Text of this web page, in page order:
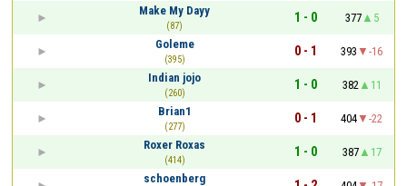
Make My Dayy
(87)
1 - 0 377
5
Goleme
(395)
0 - 1 393
-16
Indian jojo
(260)
1 - 0 382
11
Brian1
(277)
0 - 1 404
-22
Roxer Roxas
(414)
1 - 0 387
17
schoenberg